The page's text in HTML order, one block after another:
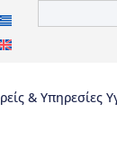
& Υπηρεσίες